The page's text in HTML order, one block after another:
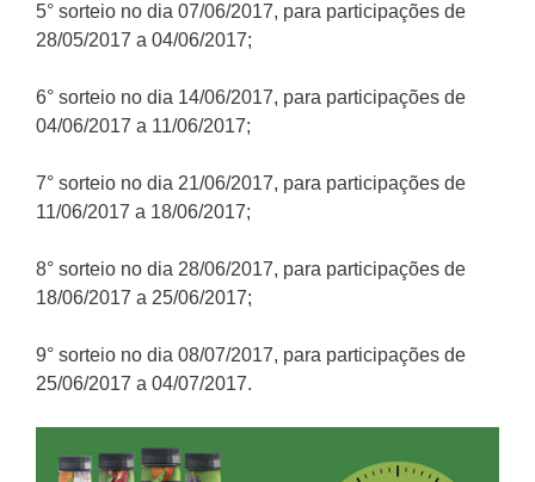
5° sorteio no dia 07/06/2017, para participações de
28/05/2017 a 04/06/2017;
6° sorteio no dia 14/06/2017, para participações de
04/06/2017 a 11/06/2017;
7° sorteio no dia 21/06/2017, para participações de
11/06/2017 a 18/06/2017;
8° sorteio no dia 28/06/2017, para participações de
18/06/2017 a 25/06/2017;
9° sorteio no dia 08/07/2017, para participações de
25/06/2017 a 04/07/2017.